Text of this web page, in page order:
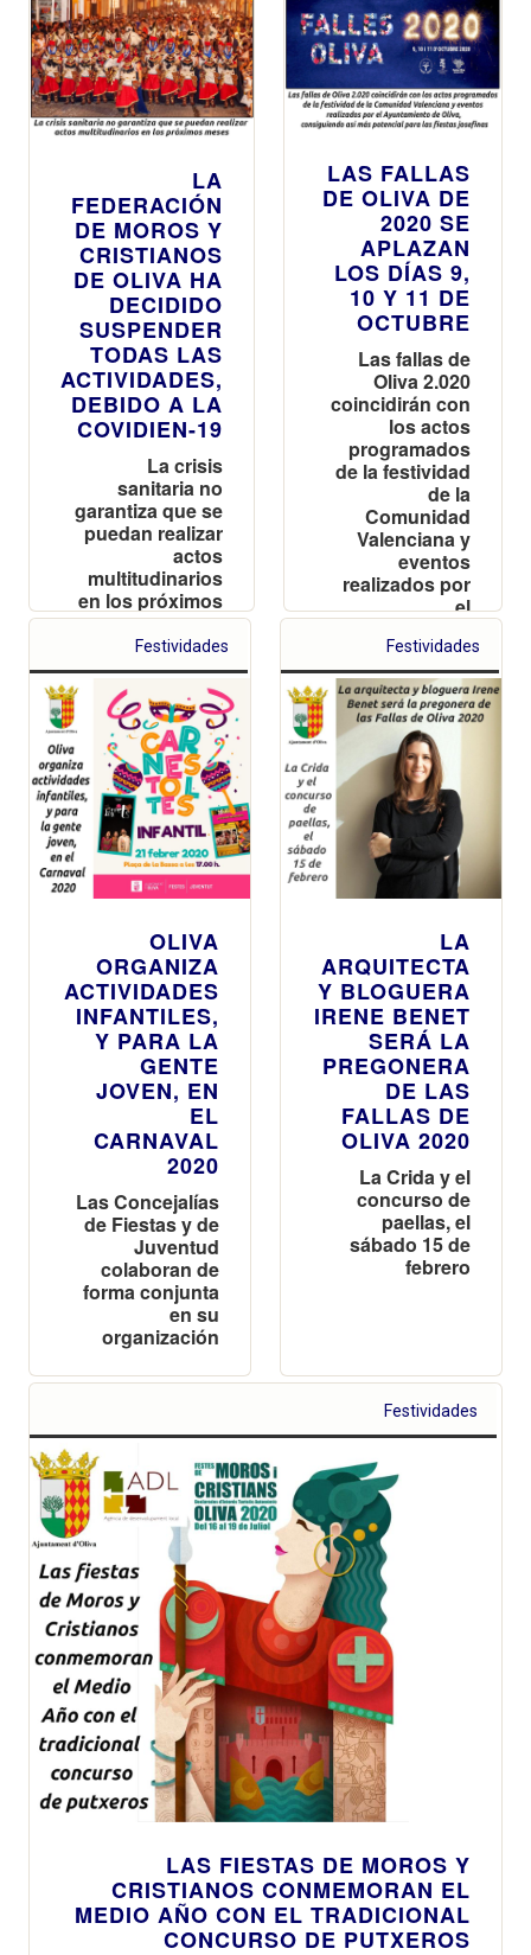
LA
FEDERACIÓN
DE MOROS Y
CRISTIANOS
DE OLIVA HA
DECIDIDO
SUSPENDER
TODAS LAS
ACTIVIDADES,
DEBIDO A LA
COVIDIEN-19
La crisis
sanitaria no
garantiza que se
puedan realizar
actos
multitudinarios
en los próximos
meses
LAS FALLAS
DE OLIVA DE
2020 SE
APLAZAN
LOS DÍAS 9,
10 Y 11 DE
OCTUBRE
Las fallas de
Oliva 2.020
coincidirán con
los actos
programados
de la festividad
de la
Comunidad
Valenciana y
eventos
realizados por
el
de Oliva,
consiguiendo
así más
potencial para
las fiestas
josefinas
Festividades
OLIVA
ORGANIZA
ACTIVIDADES
INFANTILES,
Y PARA LA
GENTE
JOVEN, EN
EL
CARNAVAL
2020
Las Concejalías
de Fiestas y de
Juventud
colaboran de
forma conjunta
en su
organización
Festividades
LA
ARQUITECTA
Y BLOGUERA
IRENE BENET
SERÁ LA
PREGONERA
DE LAS
FALLAS DE
OLIVA 2020
La Crida y el
concurso de
paellas, el
sábado 15 de
febrero
Festividades
LAS FIESTAS DE MOROS Y
CRISTIANOS CONMEMORAN EL
MEDIO AÑO CON EL TRADICIONAL
CONCURSO DE PUTXEROS